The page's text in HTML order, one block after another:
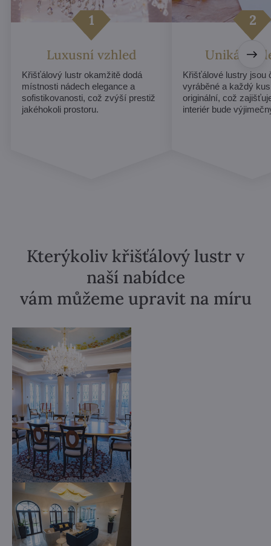
Luxusní vzhled
Křišťálový lustr okamžitě dodá
místnosti nádech elegance a
sofistikovanosti, což zvýší prestiž
jakéhokoli prostoru.
Unikátní
Křišťálové lustry jsou
vyráběné a každý
originální, což
interiér bude
Kterýkoliv křišťálový lustr v
naší nabídce
vám můžeme upravit na míru